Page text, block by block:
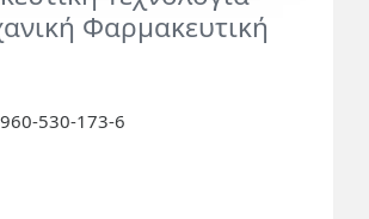
Φαρμακευτική
530-173-6